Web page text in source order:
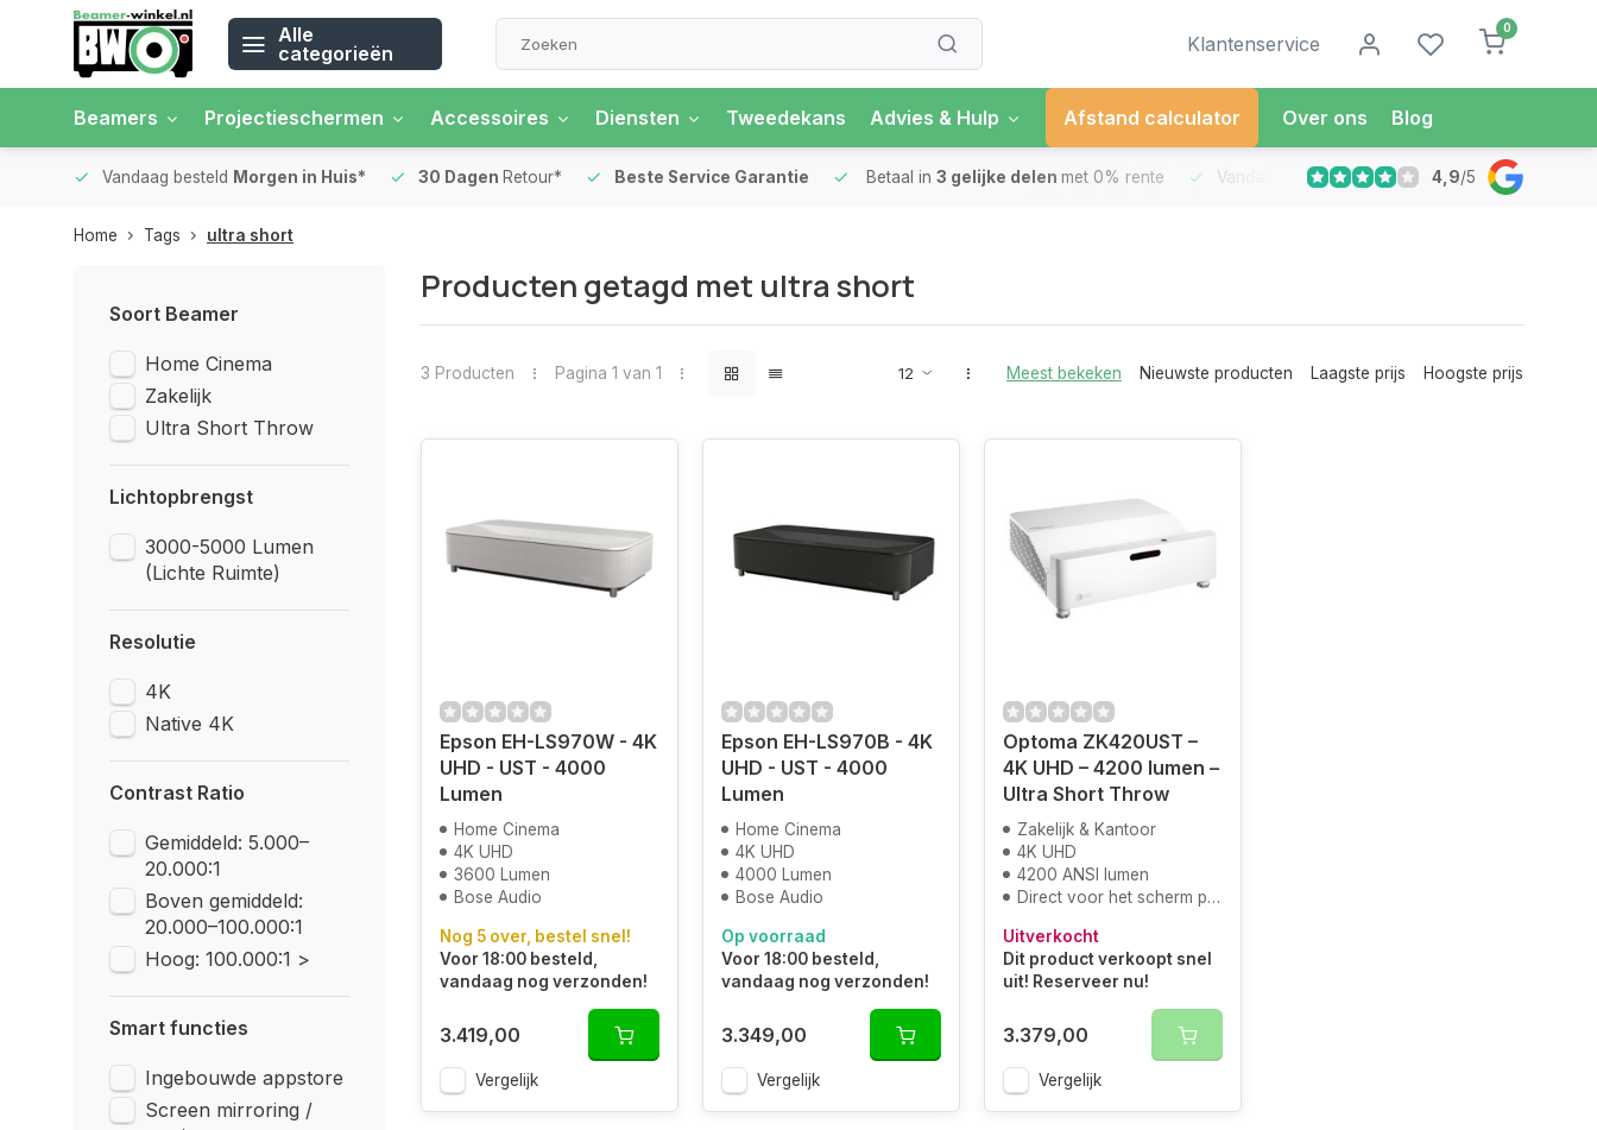
Alle
categorieën
Klantenservice
0
Beamers Projectieschermen Accessoires Diensten Tweedekans Advies & Hulp Afstand calculator Over ons Blog
Vandaag besteld Morgen in Huis* 30 Dagen Retour* Beste Service Garantie Betaal in 3 gelijke delen met 0% rente Vandaag besteldMorgen in Huis*
4,9/5
Home Tags ultra short
Soort Beamer
Home Cinema
Zakelijk
Ultra Short Throw
Lichtopbrengst
3000-5000 Lumen
(Lichte Ruimte)
Resolutie
4K
Native 4K
Contrast Ratio
Gemiddeld: 5.000–
20.000:1
Boven gemiddeld:
20.000–100.000:1
Hoog: 100.000:1 >
Smart functies
Ingebouwde appstore
Screen mirroring /
Producten getagd met ultra short
3 Producten Pagina 1 van 1 Meest bekeken Nieuwste producten Laagste prijs Hoogste prijs
Epson EH-LS970W - 4K
UHD - UST - 4000
Lumen
Home Cinema
4K UHD
3600 Lumen
Bose Audio
Nog 5 over, bestel snel!
Voor 18:00 besteld,
vandaag nog verzonden!
3.419,00
Vergelijk
Epson EH-LS970B - 4K
UHD - UST - 4000
Lumen
Home Cinema
4K UHD
4000 Lumen
Bose Audio
Op voorraad
Voor 18:00 besteld,
vandaag nog verzonden!
3.349,00
Vergelijk
Optoma ZK420UST –
4K UHD – 4200 lumen –
Ultra Short Throw
Zakelijk & Kantoor
4K UHD
4200 ANSI lumen
Direct voor het scherm plaatsen
Uitverkocht
Dit product verkoopt snel
uit! Reserveer nu!
3.379,00
Vergelijk